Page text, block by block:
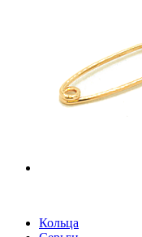
Кольца